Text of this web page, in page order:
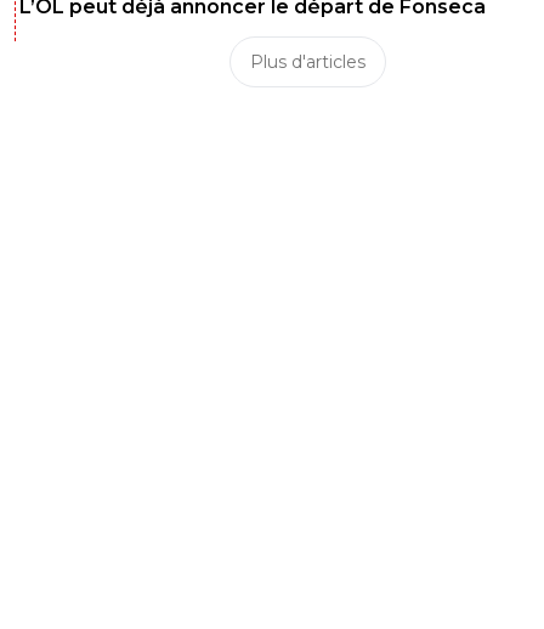
L’OL peut déjà annoncer le départ de Fonseca
Plus d'articles